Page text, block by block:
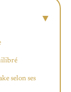
selon ses